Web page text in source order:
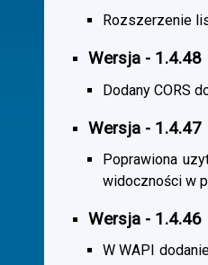
Rozszerzenie
Wersja - 1.4.48
Dodany CORS
Wersja - 1.4.47
Poprawiona
widoczności w
Wersja - 1.4.46
W WAPI